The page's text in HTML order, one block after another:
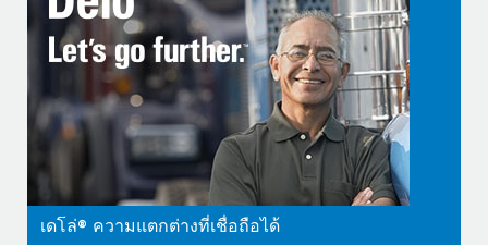
เดโล่® ความแตกต่างที่เชื่อถือได้